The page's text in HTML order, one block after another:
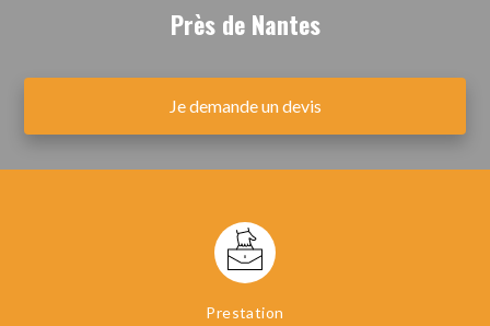
Près de Nantes
Je demande un devis